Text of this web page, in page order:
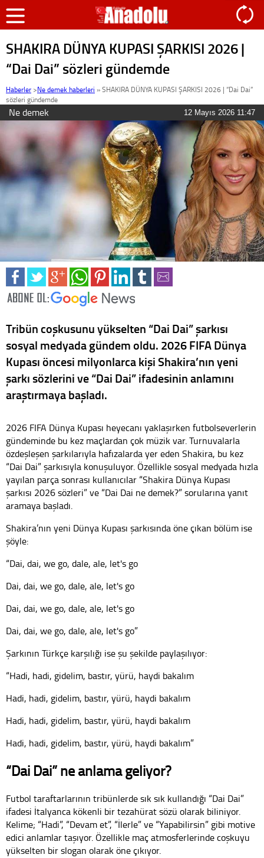
SHAKIRA DÜNYA KUPASI ŞARKISI 2026 |
“Dai Dai” sözleri gündemde
Haberler >Ne demek haberleri »SHAKIRA DÜNYA KUPASI ŞARKISI 2026 | “Dai Dai”
sözleri gündemde
Ne demek 12 Mayıs 2026 11:47
Tribün coşkusunu yükselten “Dai Dai” şarkısı
sosyal medyada gündem oldu. 2026 FIFA Dünya
Kupası öncesi milyonlarca kişi Shakira’nın yeni
şarkı sözlerini ve “Dai Dai” ifadesinin anlamını
araştırmaya başladı.
2026 FIFA Dünya Kupası heyecanı yaklaşırken futbolseverlerin
gündeminde bu kez maçlardan çok müzik var. Turnuvalarla
özdeşleşen şarkılarıyla hafızalarda yer eden Shakira, bu kez
“Dai Dai” şarkısıyla konuşuluyor. Özellikle sosyal medyada hızla
yayılan parça sonrası kullanıcılar “Shakira Dünya Kupası
şarkısı 2026 sözleri” ve “Dai Dai ne demek?” sorularına yanıt
aramaya başladı.
Shakira’nın yeni Dünya Kupası şarkısında öne çıkan bölüm ise
şöyle:
“Dai, dai, we go, dale, ale, let's go
Dai, dai, we go, dale, ale, let's go
Dai, dai, we go, dale, ale, let's go
Dai, dai, we go, dale, ale, let's go”
Şarkının Türkçe karşılığı ise şu şekilde paylaşılıyor:
“Hadi, hadi, gidelim, bastır, yürü, haydi bakalım
Hadi, hadi, gidelim, bastır, yürü, haydi bakalım
Hadi, hadi, gidelim, bastır, yürü, haydi bakalım
Hadi, hadi, gidelim, bastır, yürü, haydi bakalım”
“Dai Dai” ne anlama geliyor?
Futbol taraftarlarının tribünlerde sık sık kullandığı “Dai Dai”
ifadesi İtalyanca kökenli bir tezahürat sözü olarak biliniyor.
Kelime; “Hadi”, “Devam et”, “İlerle” ve “Yapabilirsin” gibi motive
edici anlamlar taşıyor. Özellikle maç atmosferlerinde coşkuyu
yükselten bir slogan olarak öne çıkıyor.